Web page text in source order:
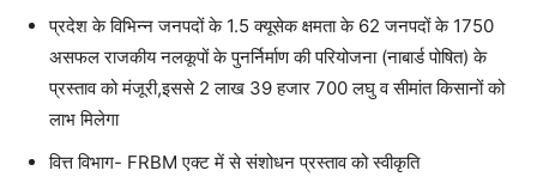
प्रदेश के विभिन्न जनपदों के 1.5 क्यूसेक क्षमता के 62 जनपदों के 1750
असफल राजकीय नलकूपों के पुनर्निर्माण की परियोजना (नाबार्ड पोषित) के
प्रस्ताव को मंजूरी,इससे 2 लाख 39 हजार 700 लघु व सीमांत किसानों को
लाभ मिलेगा
वित्त विभाग- FRBM एक्ट में से संशोधन प्रस्ताव को स्वीकृति